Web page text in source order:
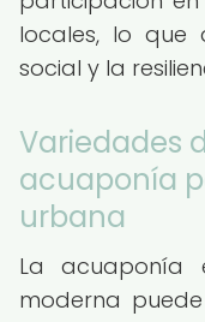
locales, lo que
social y la
Variedades
acuaponía
urbana
La acuaponía
moderna